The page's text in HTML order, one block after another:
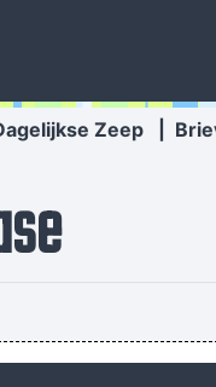
Zeep
getting into music It